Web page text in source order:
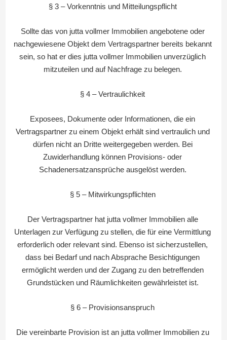
§ 3 – Vorkenntnis und Mitteilungspflicht
Sollte das von jutta vollmer Immobilien angebotene oder
nachgewiesene Objekt dem Vertragspartner bereits bekannt
sein, so hat er dies jutta vollmer Immobilien unverzüglich
mitzuteilen und auf Nachfrage zu belegen.
§ 4 – Vertraulichkeit
Exposees, Dokumente oder Informationen, die ein
Vertragspartner zu einem Objekt erhält sind vertraulich und
dürfen nicht an Dritte weitergegeben werden. Bei
Zuwiderhandlung können Provisions- oder
Schadenersatzansprüche ausgelöst werden.
§ 5 – Mitwirkungspflichten
Der Vertragspartner hat jutta vollmer Immobilien alle
Unterlagen zur Verfügung zu stellen, die für eine Vermittlung
erforderlich oder relevant sind. Ebenso ist sicherzustellen,
dass bei Bedarf und nach Absprache Besichtigungen
ermöglicht werden und der Zugang zu den betreffenden
Grundstücken und Räumlichkeiten gewährleistet ist.
§ 6 – Provisionsanspruch
Die vereinbarte Provision ist an jutta vollmer Immobilien zu